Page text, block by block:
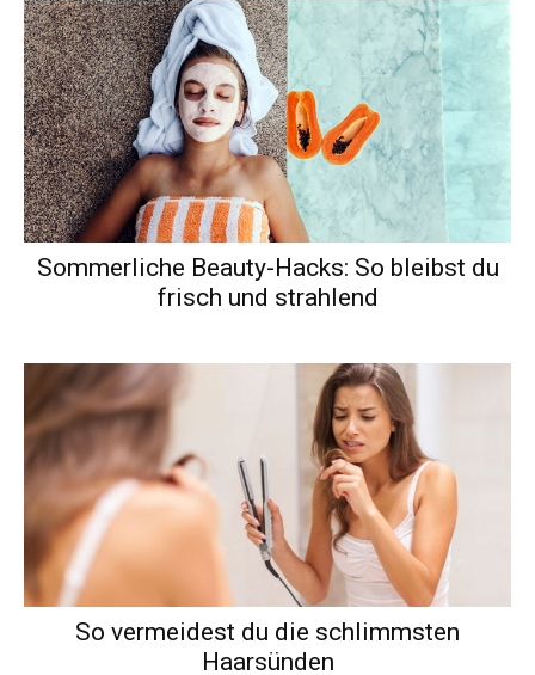
Sommerliche Beauty-Hacks: So bleibst du
frisch und strahlend
So vermeidest du die schlimmsten
Haarsünden